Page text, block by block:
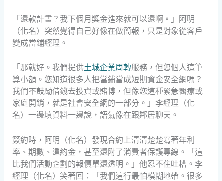
「還款計畫？我下個月獎金進來就可以還啊。」阿明
（化名）突然覺得自己好像在做簡報，只是對象從客戶
變成當鋪經理。
「那就好。我們提供土城企業周轉服務，但您個人這筆
算小額。您知道很多人把當鋪當成短期資金安全網嗎？
我們不鼓勵借錢去投資或賭博，但像您這種緊急醫療或
家庭開銷，就是社會安全網的一部分。」李經理（化
名）一邊填資料一邊說，語氣像在跟鄰居聊天。
簽約時，阿明（化名）發現合約上清清楚楚寫著年利
率、期數、違約金，甚至還附了消費者保護專線。「這
比我們活動企劃的報價單還透明。」他忍不住吐槽。李
經理（化名）笑著回：「我們這行最怕模糊地帶。很多